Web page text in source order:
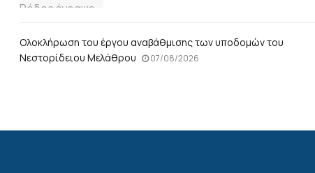
Ολοκλήρωση του έργου αναβάθμισης των υποδομών του
Νεστορίδειου Μελάθρου
07/08/2026